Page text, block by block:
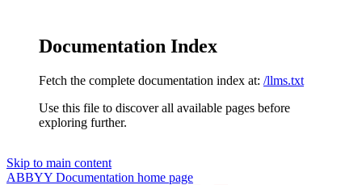
Documentation Index
Fetch the complete documentation index at: /llms.txt
Use this file to discover all available pages before
exploring further.
Skip to main content
ABBYY Documentation home page